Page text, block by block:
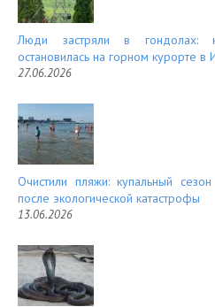
Люди застряли в гондолах:
остановилась на горном курорте в
27.06.2026
Очистили пляжи: купальный
после экологической катастрофы
13.06.2026